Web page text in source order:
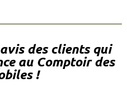
des clients qui
au Comptoir des
!